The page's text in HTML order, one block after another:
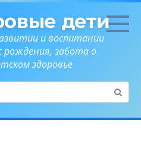
дети
и воспитании
рождения, забота о
здоровье